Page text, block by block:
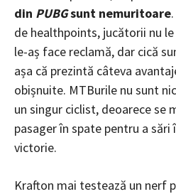
din PUBGsunt nemuritoare
de healthpoints, jucătorii nu
le-aș face reclamă, dar cică
așa că prezintă câteva
obișnuite. MTBurile nu sunt
un singur ciclist, deoarece se
pasager în spate pentru a sări
victorie.
Krafton mai testează un nerf